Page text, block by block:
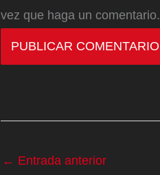
vez que haga un comentario.
← Entrada anterior